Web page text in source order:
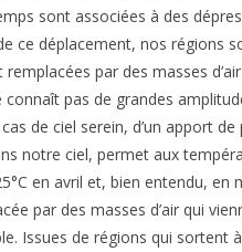
sont associées à des
ce déplacement, nos régions
par des masses
pas de grandes
de ciel serein, d’un apport
notre ciel, permet aux
en avril et, bien entendu, en
par des masses d’air qui
Issues de régions qui sortent à